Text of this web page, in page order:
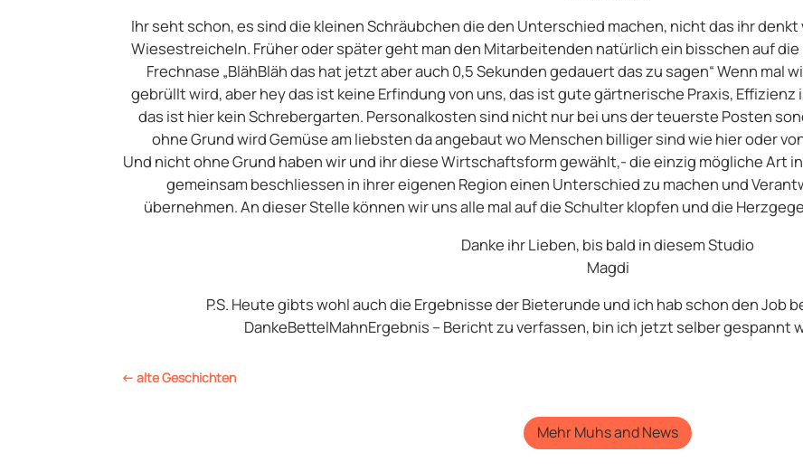
Ihr seht schon, es sind die kleinen Schräubchen die den Unterschied machen, nicht das ihr
Wiesestreicheln. Früher oder später geht man den Mitarbeitenden natürlich ein bisschen auf
Frechnase „BlähBläh das hat jetzt aber auch 0,5 Sekunden gedauert das zu sagen“ Wenn mal
gebrüllt wird, aber hey das ist keine Erfindung von uns, das ist gute gärtnerische Praxis,
das ist hier kein Schrebergarten. Personalkosten sind nicht nur bei uns der teuerste Posten
ohne Grund wird Gemüse am liebsten da angebaut wo Menschen billiger sind wie hier oder
Und nicht ohne Grund haben wir und ihr diese Wirtschaftsform gewählt,- die einzig mögliche Art
gemeinsam beschliessen in ihrer eigenen Region einen Unterschied zu machen und
übernehmen. An dieser Stelle können wir uns alle mal auf die Schulter klopfen und die
Danke ihr Lieben, bis bald in diesem Studio
Magdi
P.S. Heute gibts wohl auch die Ergebnisse der Bieterunde und ich hab schon den Job
DankeBettelMahnErgebnis – Bericht zu verfassen, bin ich jetzt selber gespannt
←alte Geschichten
Mehr Muhs and News